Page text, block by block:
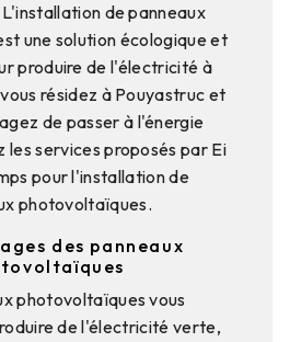
de panneaux
une solution écologique et
produire de l'électricité à
résidez à Pouyastruc et
de passer à l'énergie
les services proposés par Ei
pour l'installation de
photovoltaïques.
des panneaux
photovoltaïques vous
de l'électricité verte,